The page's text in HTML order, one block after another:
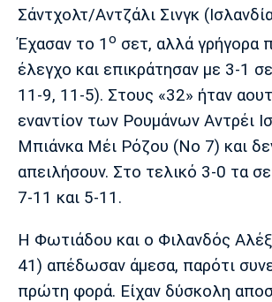
Σάντχολτ/Αντζάλι Σινγκ
Έχασαν το 1 ο σετ, αλλά γρήγορα
έλεγχο και επικράτησαν με 3-1
11-9, 11-5). Στους «32» ήταν
εναντίον των Ρουμάνων Αντρέι
Μπιάνκα Μέι Ρόζου (Νο 7) και
απειλήσουν. Στο τελικό 3-0 τα
7-11 και 5-11.
Η Φωτιάδου και ο Φιλανδός
41) απέδωσαν άμεσα, παρότι
πρώτη φορά. Είχαν δύσκολη